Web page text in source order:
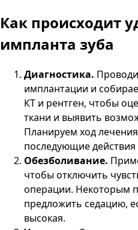
Как происходит
импланта зуба
Диагностика.
имплантации и
КТ и рентген, чтобы
ткани и выявить
Планируем ход
последующие действия
Обезболивание.
чтобы отключить
операции. Некоторым
предложить седацию,
высокая.